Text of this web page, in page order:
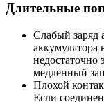
Длительные
Слабый заряд
аккумулятора
недостаточно
медленный
Плохой
Если